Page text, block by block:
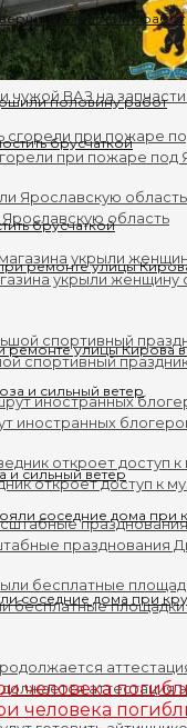
чужой ВАЗ на
при пожаре под
область
укрыли
спортивный
иностранных
откроет доступ к
празднования
бесплатные
аттестация
половину работ
брусчаткой
ремонте улицы Кирова
и сильный ветер
соседние дома при